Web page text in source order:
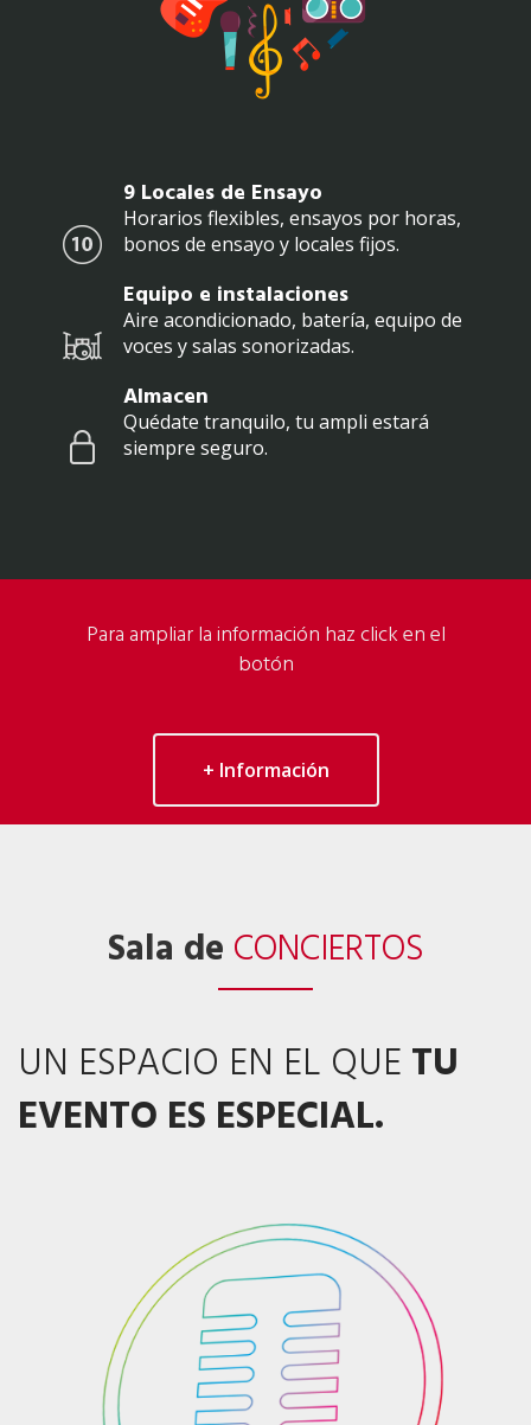
9 Locales de Ensayo
Horarios flexibles, ensayos por horas,
bonos de ensayo y locales fijos.
Equipo e instalaciones
Aire acondicionado, batería, equipo de
voces y salas sonorizadas.
Almacen
Quédate tranquilo, tu ampli estará
siempre seguro.
Para ampliar la información haz click en el
botón
+ Información
Sala de CONCIERTOS
UN ESPACIO EN EL QUETU
EVENTO ES ESPECIAL.